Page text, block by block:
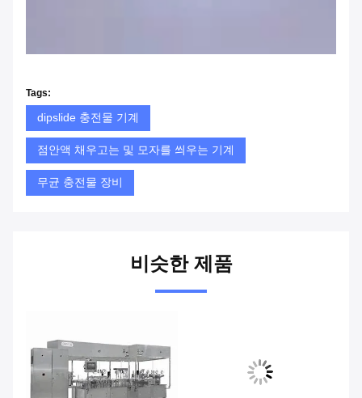
Tags:
dipslide 충전물 기계
점안액 채우고는 및 모자를 씌우는 기계
무균 충전물 장비
비슷한 제품